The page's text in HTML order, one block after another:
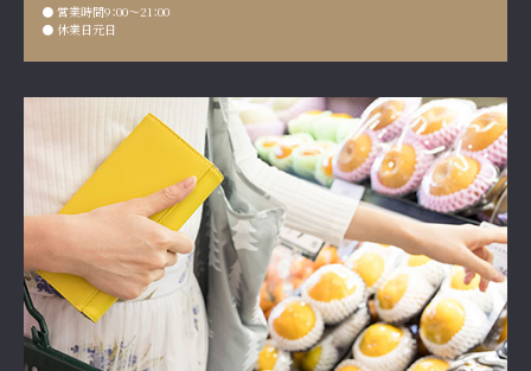
● 営業時間9：00～21：00
● 休業日元日